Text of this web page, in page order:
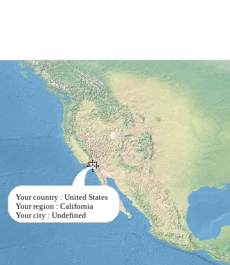
Your country : United States
Your region : California
Your city : Undefined